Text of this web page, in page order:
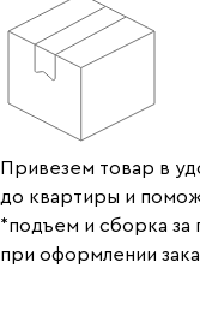
Привезем товар в
до квартиры и
*подъем и сборка
при оформлении